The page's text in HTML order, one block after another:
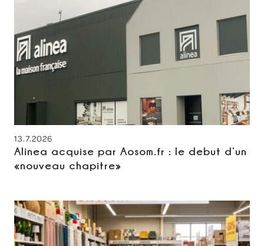
13.7.2026
Alinea acquise par Aosom.fr : le debut d’un
«nouveau chapitre»